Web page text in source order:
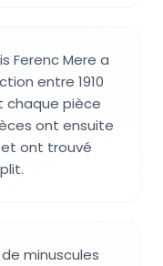
Ferenc Mere a
entre 1910
chaque pièce
ont ensuite
ont trouvé
minuscules